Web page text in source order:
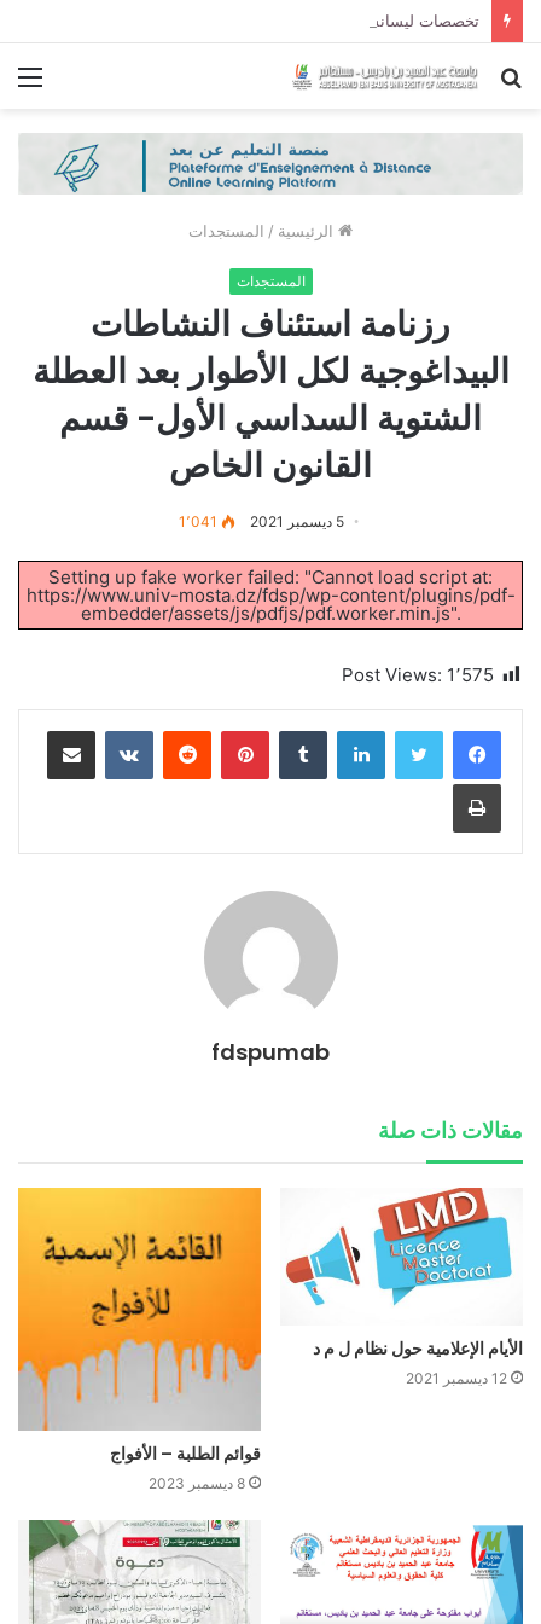
بحث
الرئيسية / المستجدات
المستجدات
رزنامة استئناف النشاطات
البيداغوجية لكل الأطوار بعد العطلة
الشتوية السداسي الأول‎‎‎‎- قسم
القانون الخاص
5 ديسمبر 2021 1٬041
Setting up fake worker failed: "Cannot load script at:
https://www.univ-mosta.dz/fdsp/wp-content/plugins/pdf-
embedder/assets/js/pdfjs/pdf.worker.min.js".
Post Views: 1٬575
لينكدإن بينتيريست مشاركة عبر البريد
طباعة
fdspumab
مقالات ذات صلة
الأيام الإعلامية حول نظام ل م د‎‎‎‎
12 ديسمبر 2021
قوائم الطلبة – الأفواج
8 ديسمبر 2023